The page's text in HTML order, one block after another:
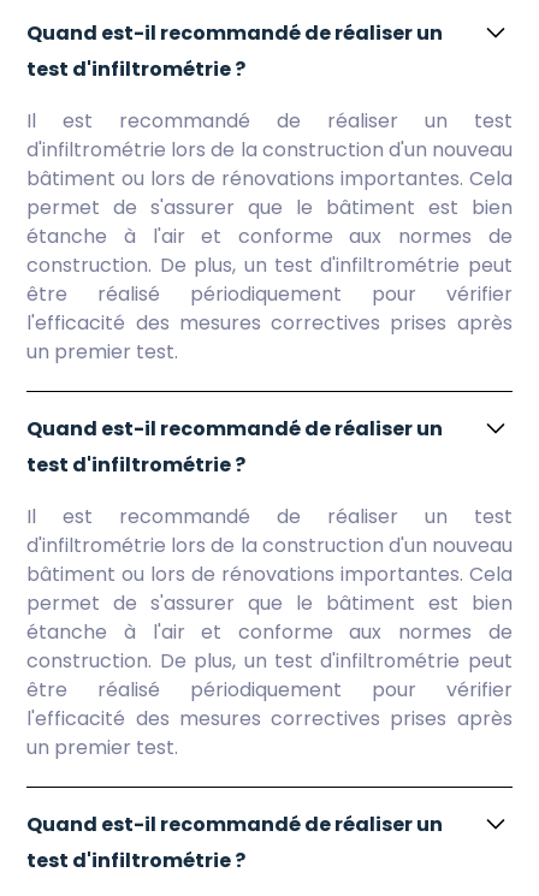
Quand est-il recommandé de réaliser un
test d'infiltrométrie ?
Il est recommandé de réaliser un test
d'infiltrométrie lors de la construction d'un nouveau
bâtiment ou lors de rénovations importantes. Cela
permet de s'assurer que le bâtiment est bien
étanche à l'air et conforme aux normes de
construction. De plus, un test d'infiltrométrie peut
être réalisé périodiquement pour vérifier
l'efficacité des mesures correctives prises après
un premier test.
Quand est-il recommandé de réaliser un
test d'infiltrométrie ?
Il est recommandé de réaliser un test
d'infiltrométrie lors de la construction d'un nouveau
bâtiment ou lors de rénovations importantes. Cela
permet de s'assurer que le bâtiment est bien
étanche à l'air et conforme aux normes de
construction. De plus, un test d'infiltrométrie peut
être réalisé périodiquement pour vérifier
l'efficacité des mesures correctives prises après
un premier test.
Quand est-il recommandé de réaliser un
test d'infiltrométrie ?